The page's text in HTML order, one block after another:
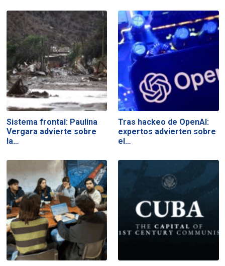
Sistema frontal: Paulina
Vergara advierte sobre
la…
Tras hackeo de OpenAI:
expertos advierten sobre
el…